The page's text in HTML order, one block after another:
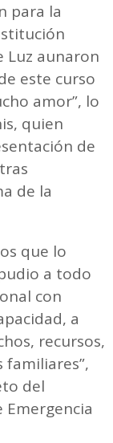
para la
Luz aunaron
este curso
amor”, lo
quien
de
de la
que lo
a todo
con
a
recursos,
familiares”,
del
Emergencia